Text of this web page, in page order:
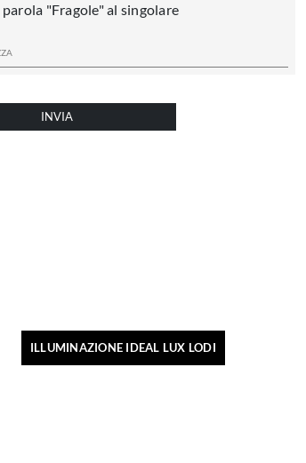
parola "Fragole" al singolare
INVIA
ILLUMINAZIONE IDEAL LUX LODI